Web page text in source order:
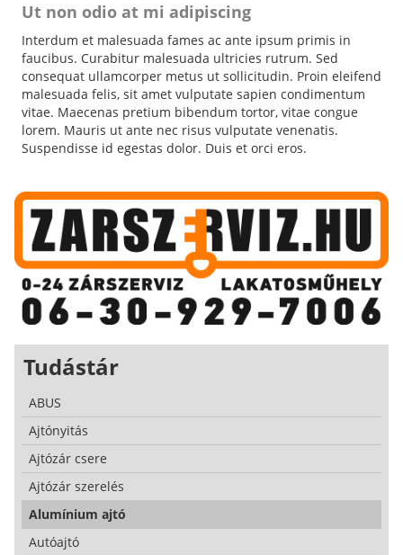
Ut non odio at mi adipiscing
Interdum et malesuada fames ac ante ipsum primis in
faucibus. Curabitur malesuada ultricies rutrum. Sed
consequat ullamcorper metus ut sollicitudin. Proin eleifend
malesuada felis, sit amet vulputate sapien condimentum
vitae. Maecenas pretium bibendum tortor, vitae congue
lorem. Mauris ut ante nec risus vulputate venenatis.
Suspendisse id egestas dolor. Duis et orci eros.
Tudástár
ABUS
Ajtónyitás
Ajtózár csere
Ajtózár szerelés
Alumínium ajtó
Autóajtó